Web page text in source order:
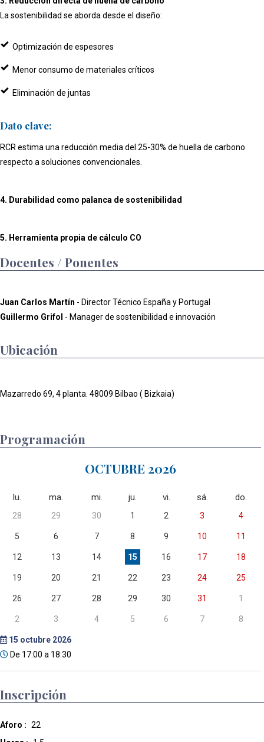
La sostenibilidad se aborda desde el diseño:
Optimización de espesores
Menor consumo de materiales críticos
Eliminación de juntas
Dato clave:
RCR estima una reducción media del 25-30% de huella de carbono
respecto a soluciones convencionales.
4. Durabilidad como palanca de sostenibilidad
5. Herramienta propia de cálculo CO
Docentes / Ponentes
Juan Carlos Martín - Director Técnico España y Portugal
Guillermo Grifol - Manager de sostenibilidad e innovación
Ubicación
Mazarredo 69, 4 planta. 48009 Bilbao ( Bizkaia)
Programación
OCTUBRE 2026
lu. ma. mi. ju. vi. sá. do.
28 29 30 1 2 3 4
5 6 7 8 9 10 11
12 13 14 15 16 17 18
19 20 21 22 23 24 25
26 27 28 29 30 31 1
2 3 4 5 6 7 8
15 octubre 2026
De 17:00 a 18:30
Inscripción
Aforo : 22